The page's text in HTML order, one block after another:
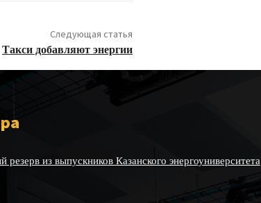
Следующая статья
Такси добавляют энергии
из выпускников Казанского энергоуниверситета